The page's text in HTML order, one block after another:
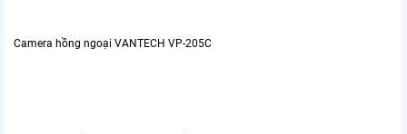
Camera hồng ngoại VANTECH VP-205C